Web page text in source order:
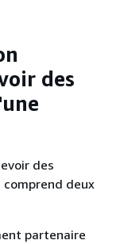
des
des
deux
partenaire